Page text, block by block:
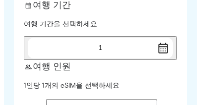
여행 기간
여행 기간을 선택하세요
1
여행 인원
1인당 1개의 eSIM을 선택하세요